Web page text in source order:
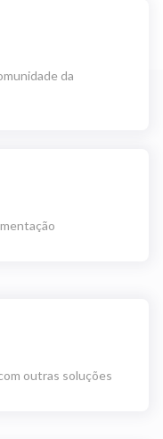
da
outras soluções